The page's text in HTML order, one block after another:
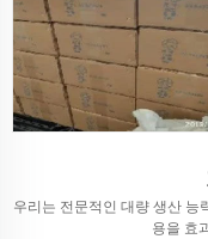
우리는 전문적인 대량 생산 능
용을 효